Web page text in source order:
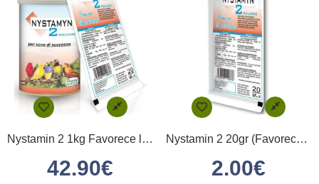
Nystamin 2 1kg Favorece la Eclosión Pineta
42.90€
Nystamin 2 20gr (Favorece la Eclosión)
2.00€